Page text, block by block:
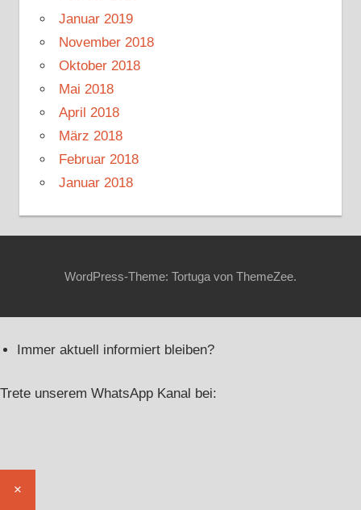
Januar 2019
November 2018
Oktober 2018
Mai 2018
April 2018
März 2018
Februar 2018
Januar 2018
WordPress-Theme: Tortuga von ThemeZee.
Immer aktuell informiert bleiben?
Trete unserem WhatsApp Kanal bei:
×